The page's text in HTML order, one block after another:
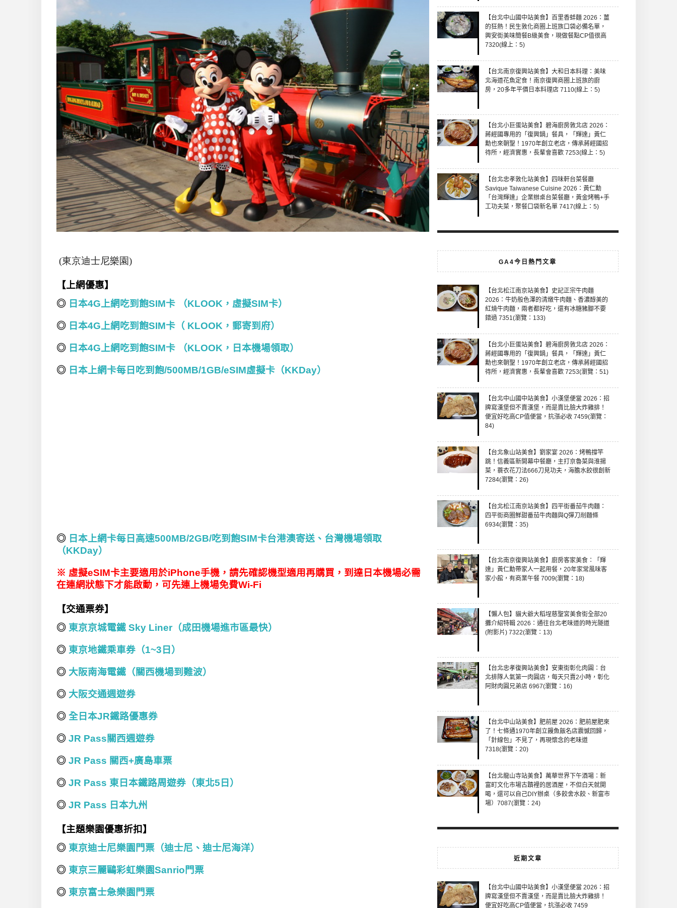
(東京迪士尼樂園)
【上網優惠】
◎ 日本4G上網吃到飽SIM卡 （KLOOK，虛擬SIM卡）
◎ 日本4G上網吃到飽SIM卡（ KLOOK，郵寄到府）
◎ 日本4G上網吃到飽SIM卡 （KLOOK，日本機場領取）
◎ 日本上網卡每日吃到飽/500MB/1GB/eSIM虛擬卡（KKDay）
◎ 日本上網卡每日高速500MB/2GB/吃到飽SIM卡台港澳寄送、台灣機場領取
（KKDay）
※ 虛擬eSIM卡主要適用於iPhone手機， 請先確認機型適用再購買，到達日本機場必需
在連網狀態下才能啟動，可先連上機場免費Wi-Fi
【交通票券】
◎ 東京京城電鐵 Sky Liner（成田機場進市區最快）
◎ 東京地鐵乘車券（1~3日）
◎ 大阪南海電鐵（關西機場到難波）
◎ 大阪交通週遊券
◎ 全日本JR鐵路優惠券
◎ JR Pass關西週遊券
◎ JR Pass 關西+廣島車票
◎ JR Pass 東日本鐵路周遊券（東北5日）
◎ JR Pass 日本九州
【主題樂園優惠折扣】
◎ 東京迪士尼樂園門票（迪士尼、迪士尼海洋）
◎ 東京三麗鷗彩虹樂園Sanrio門票
◎ 東京富士急樂園門票
【台北中山國中站美食】百里香蚌麵 2026：薑
的狂熱！民生敦化商圈上班族口袋必備名單，
興安街美味簡餐B級美食，現做餐點CP值很高
7320(線上：5)
【台北南京復興站美食】大和日本料理：美味
北海道花魚定食！南京復興商圈上班族的廚
房，20多年平價日本料理店 7110(線上：5)
【台北小巨蛋站美食】碧海廚房敦北店 2026：
蔣經國專用的「復興鍋」餐具，「輝達」黃仁
勳也來朝聖！1970年創立老店，傳承蔣經國招
待所，經濟實惠，長輩會喜歡 7253(線上：5)
【台北忠孝敦化站美食】四味軒台菜餐廳
Savique Taiwanese Cuisine 2026：黃仁勳
「台灣輝達」企業辦桌台菜餐廳，黃金烤鴨+手
工功夫菜，聚餐口袋新名單 7417(線上：5)
GA4今日熱門文章
【台北松江南京站美食】史記正宗牛肉麵
2026：牛奶般色澤的清燉牛肉麵、香濃醇美的
紅燒牛肉麵，兩者都好吃，還有冰糖豬腳不要
錯過 7351(瀏覽：133)
【台北小巨蛋站美食】碧海廚房敦北店 2026：
蔣經國專用的「復興鍋」餐具，「輝達」黃仁
勳也來朝聖！1970年創立老店，傳承蔣經國招
待所，經濟實惠，長輩會喜歡 7253(瀏覽：51)
【台北中山國中站美食】小漢堡便當 2026：招
牌寫漢堡但不賣漢堡，而是賣比臉大炸雞排！
便宜好吃高CP值便當，抗漲必收 7459(瀏覽：
84)
【台北象山站美食】劉家宴 2026：烤鴨撐竿
跳！信義區新開幕中餐廳，主打京魯菜與淮揚
菜，蓑衣花刀法666刀見功夫，海膽水餃很創新
7284(瀏覽：26)
【台北松江南京站美食】四平街番茄牛肉麵：
四平街商圈鮮甜番茄牛肉麵與Q彈刀削麵條
6934(瀏覽：35)
【台北南京復興站美食】廚房客家美食：「輝
達」黃仁勳帶家人一起用餐，20年家常風味客
家小館，有商業午餐 7009(瀏覽：18)
【懶人包】貓大爺大稻埕慈聖宮美食街全部20
攤介紹特輯 2026：通往台北老味道的時光隧道
(附影片) 7322(瀏覽：13)
【台北忠孝復興站美食】安東街彰化肉圓：台
北排隊人氣第一肉圓店，每天只賣2小時，彰化
阿財肉圓兄弟店 6967(瀏覽：16)
【台北中山站美食】肥前屋 2026：肥前屋肥來
了！七條通1970年創立饅魚飯名店震憾回歸，
「針線包」不見了，再現懷念的老味道
7318(瀏覽：20)
【台北龍山寺站美食】萬華世界下午酒場：新
富町文化市場古蹟裡的居酒屋，不但白天就開
喝，還可以自己DIY辦桌（多餃舍水餃、新富市
場）7087(瀏覽：24)
近期文章
【台北中山國中站美食】小漢堡便當 2026：招
牌寫漢堡但不賣漢堡，而是賣比臉大炸雞排！
便宜好吃高CP值便當，抗漲必收 7459